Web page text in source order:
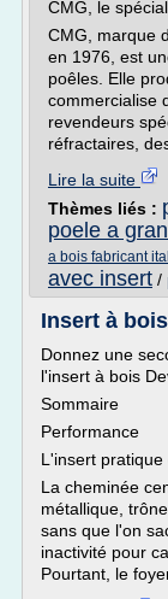
CMG, le
CMG, marque
en 1976, est
poêles. Elle
commercialise
revendeurs
réfractaires,
Lire la suite
Thèmes liés :
poele a
a bois fabricant
avec insert /
Insert à
Donnez une
l'insert à bois
Sommaire
Performance
L'insert pratique
La cheminée
métallique,
sans que l'on
inactivité pour
Pourtant, le